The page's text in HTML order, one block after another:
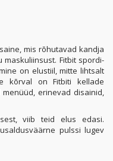
mis rõhutavad kandja
Fitbit spordi-
on elustiil, mitte lihtsalt
kõrval on Fitbiti kellade
erinevad disainid,
viib teid elus edasi.
pulssi lugev